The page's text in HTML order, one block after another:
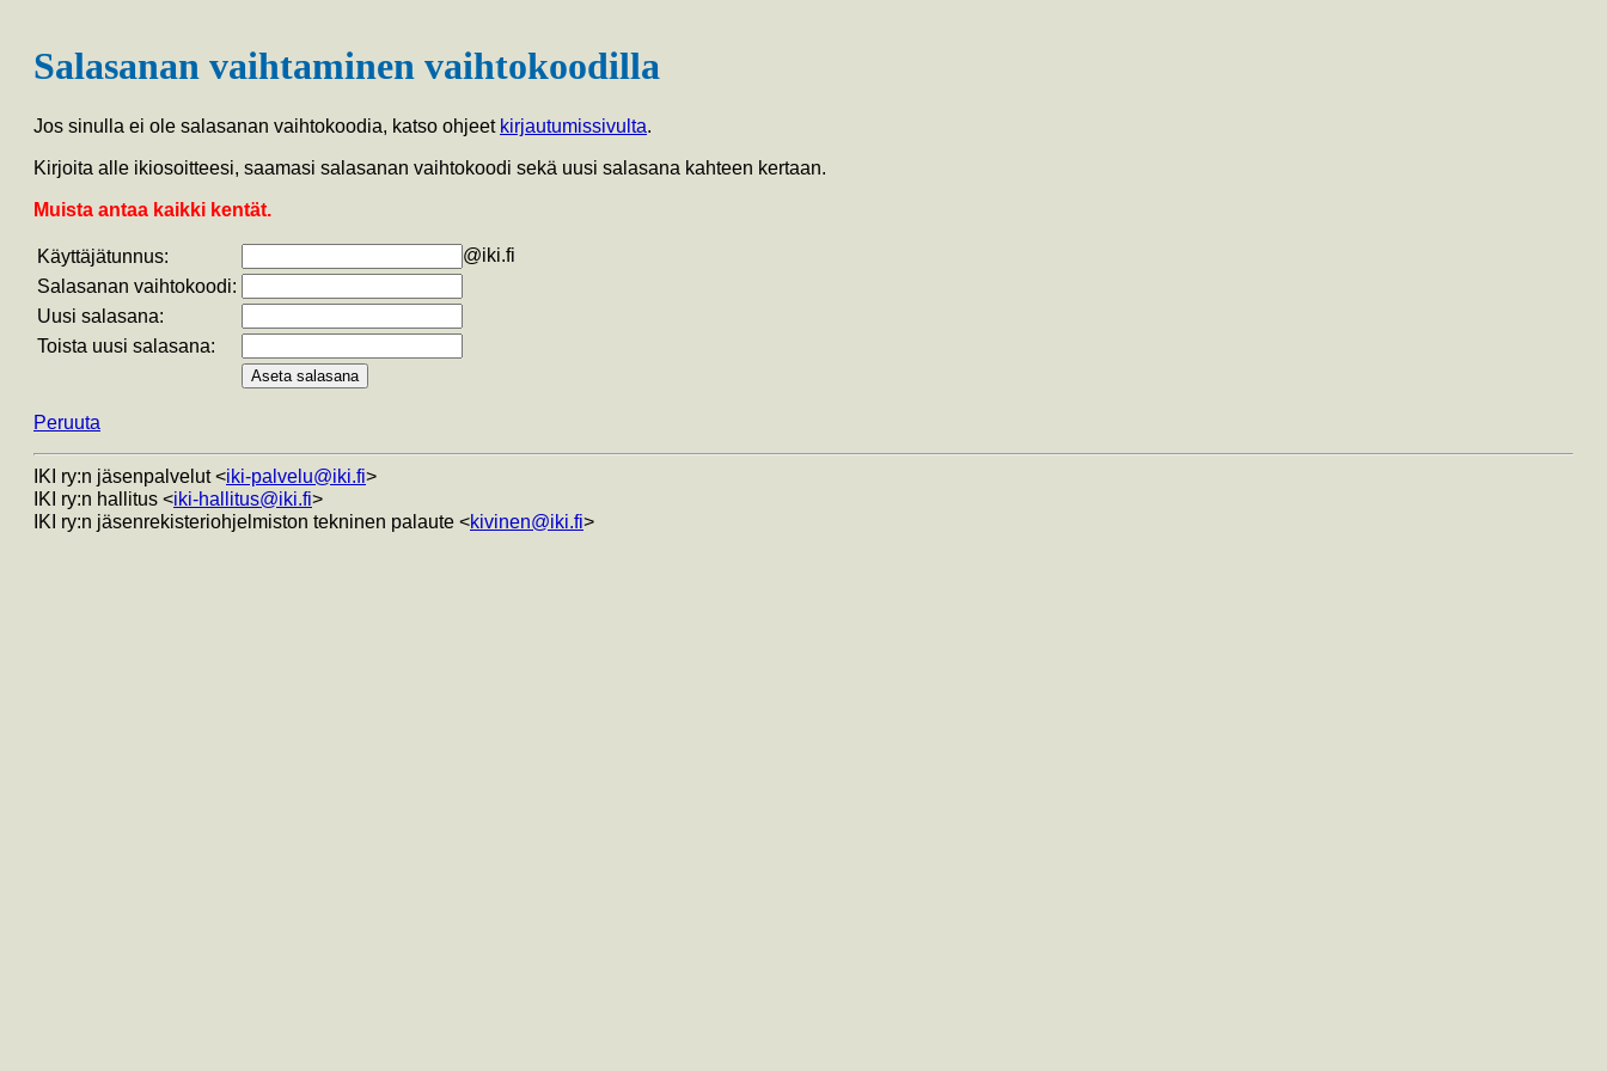
Salasanan vaihtaminen vaihtokoodilla
Jos sinulla ei ole salasanan vaihtokoodia, katso ohjeet kirjautumissivulta.
Kirjoita alle ikiosoitteesi, saamasi salasanan vaihtokoodi sekä uusi salasana kahteen kertaan.
Muista antaa kaikki kentät.
Käyttäjätunnus:
@iki.fi
Salasanan vaihtokoodi:
Uusi salasana:
Toista uusi salasana:
Peruuta
IKI ry:n jäsenpalvelut <iki-palvelu@iki.fi>
IKI ry:n hallitus <iki-hallitus@iki.fi>
IKI ry:n jäsenrekisteriohjelmiston tekninen palaute <kivinen@iki.fi>